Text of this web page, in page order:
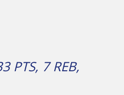
PTS, 7 REB,